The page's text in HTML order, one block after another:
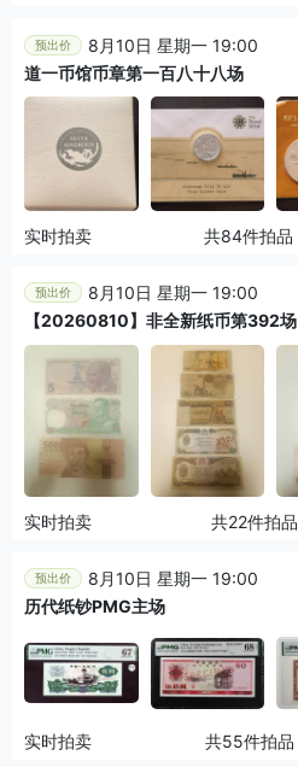
预出价
8月10日 星期一 19:00
道一币馆币章第一百八十八场
实时拍卖 共84件拍品
预出价
8月10日 星期一 19:00
【20260810】非全新纸币第392场
实时拍卖 共22件拍品
预出价
8月10日 星期一 19:00
历代纸钞PMG主场
实时拍卖 共55件拍品